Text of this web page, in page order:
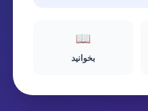
📖
بخوانید